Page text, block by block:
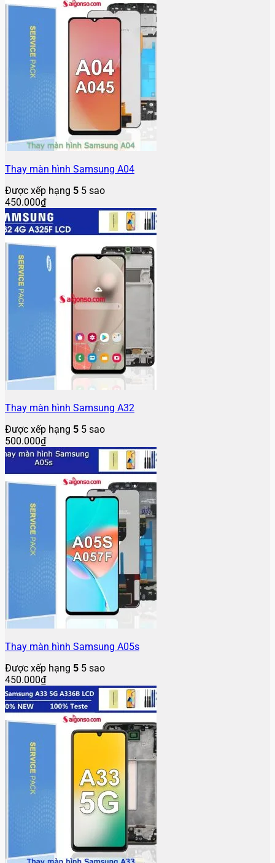
Thay màn hình Samsung A04
Được xếp hạng 5 5 sao
450.000₫
Thay màn hình Samsung A32
Được xếp hạng 5 5 sao
500.000₫
Thay màn hình Samsung A05s
Được xếp hạng 5 5 sao
450.000₫